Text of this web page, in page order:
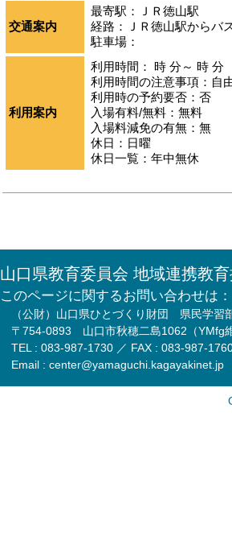
交通案内
最寄駅：ＪＲ徳山駅
経路：ＪＲ徳山駅から
駐車場：
利用案内
利用時間： 時 分～ 時 分
利用時間の注意事項：自
利用時の予約要否：否
入場有料/無料：無料
入場料減免の有無：無
休日： 日曜
休日一覧：年中無休
山口県教育委員会 地域連携教
このページに関するお問い合わせは：
（公財）山口県ひとづくり財団 県民学
〒754-0893 山口市秋穂二島1062（YMfg
TEL : 083-987-1730 ／ FAX : 083-987-
Email : center@yamaguchi.kagayakinet.jp